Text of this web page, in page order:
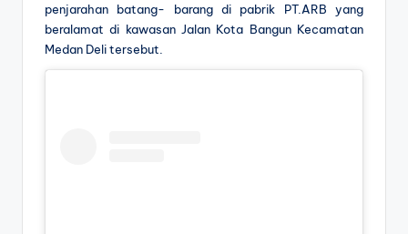
penjarahan batang- barang di pabrik PT.ARB yang
beralamat di kawasan Jalan Kota Bangun Kecamatan
Medan Deli tersebut.